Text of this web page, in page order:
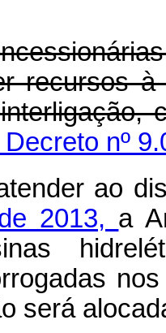
recursos
nº
ao
2013, a
será